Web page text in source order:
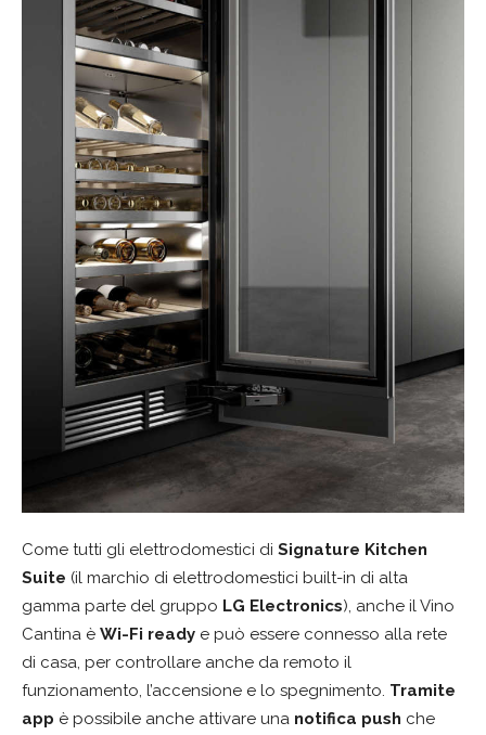
Come tutti gli elettrodomestici di Signature Kitchen
Suite (il marchio di elettrodomestici built-in di alta
gamma parte del gruppo LG Electronics), anche il Vino
Cantina è Wi-Fi ready e può essere connesso alla rete
di casa, per controllare anche da remoto il
funzionamento, l’accensione e lo spegnimento. Tramite
app è possibile anche attivare una notifica push che